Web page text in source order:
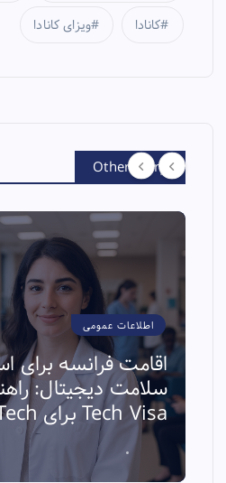
ویزای کانادا کانادا
Other Story
اطلاعات عمومی
اقامت فرانسه برای
Tech Visa برای HealthTech